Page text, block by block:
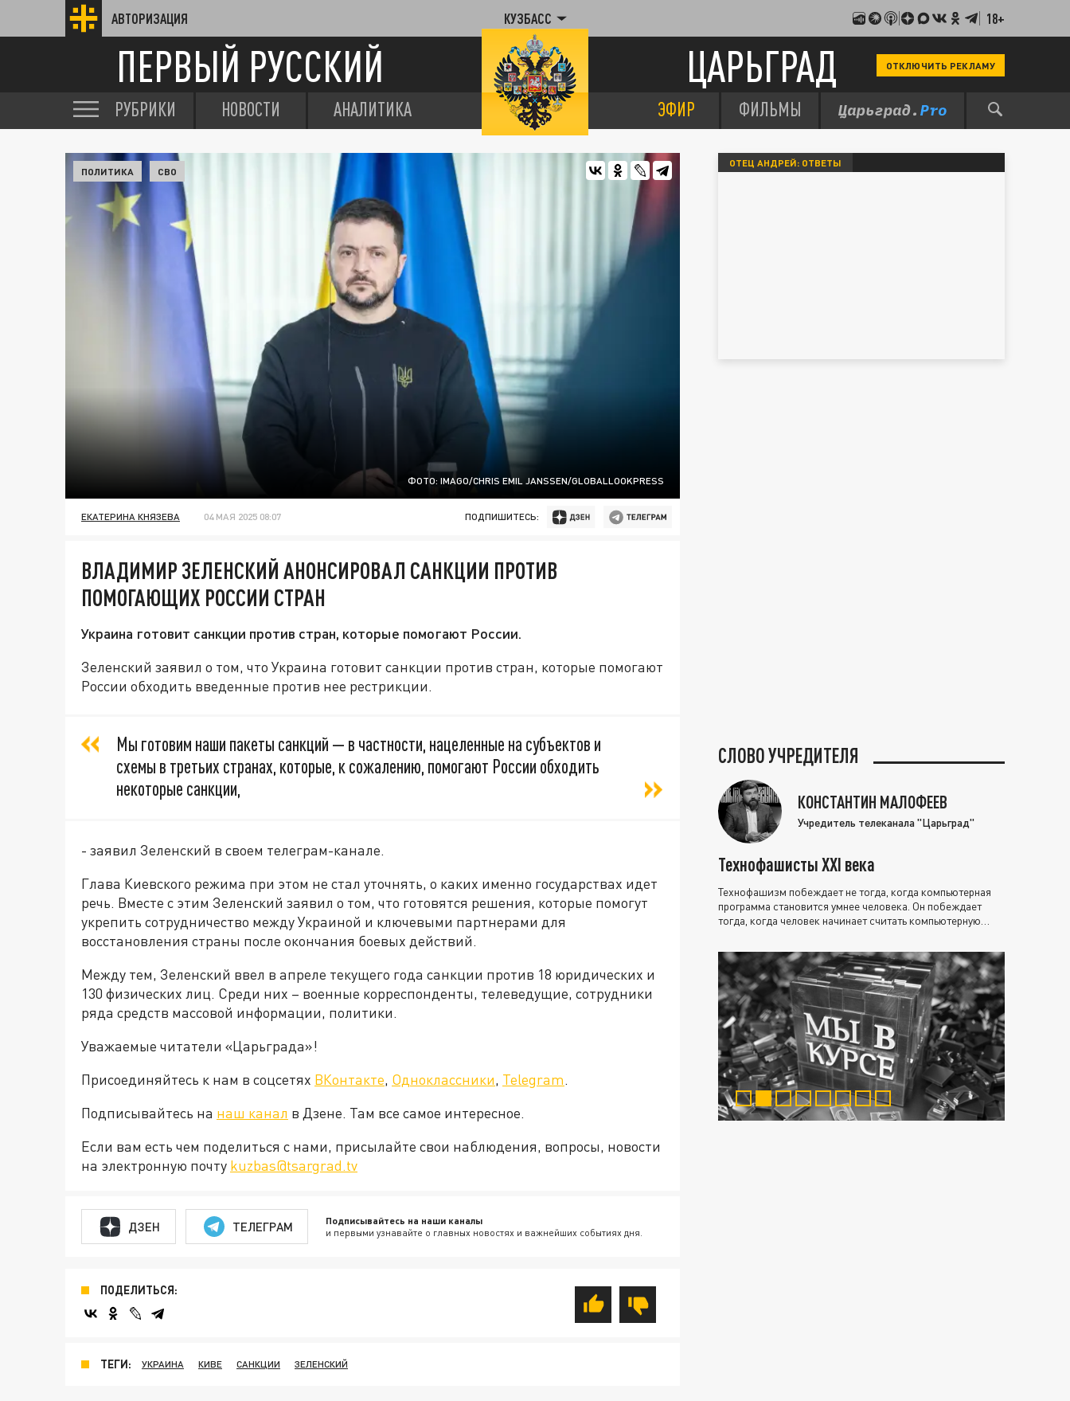
АВТОРИЗАЦИЯ КУЗБАСС 18+
ПЕРВЫЙ РУССКИЙ ЦАРЬГРАД ОТКЛЮЧИТЬ РЕКЛАМУ
РУБРИКИ НОВОСТИ АНАЛИТИКА ЭФИР ФИЛЬМЫ
ФОТО: IMAGO/CHRIS EMIL JANSSEN/GLOBALLOOKPRESS
ПОЛИТИКА СВО
ЕКАТЕРИНА КНЯЗЕВА 04 МАЯ 2025 08:07 ПОДПИШИТЕСЬ:
ВЛАДИМИР ЗЕЛЕНСКИЙ АНОНСИРОВАЛ САНКЦИИ ПРОТИВ
ПОМОГАЮЩИХ РОССИИ СТРАН
Украина готовит санкции против стран, которые помогают России.
Зеленский заявил о том, что Украина готовит санкции против стран, которые помогают
России обходить введенные против нее рестрикции.
Мы готовим наши пакеты санкций — в частности, нацеленные на субъектов и
схемы в третьих странах, которые, к сожалению, помогают России обходить
некоторые санкции,
- заявил Зеленский в своем телеграм-канале.
Глава Киевского режима при этом не стал уточнять, о каких именно государствах идет
речь. Вместе с этим Зеленский заявил о том, что готовятся решения, которые помогут
укрепить сотрудничество между Украиной и ключевыми партнерами для
восстановления страны после окончания боевых действий.
Между тем, Зеленский ввел в апреле текущего года санкции против 18 юридических и
130 физических лиц. Среди них – военные корреспонденты, телеведущие, сотрудники
ряда средств массовой информации, политики.
Уважаемые читатели «Царьграда»!
Присоединяйтесь к нам в соцсетях ВКонтакте, Одноклассники, Telegram.
Подписывайтесь на наш канал в Дзене. Там все самое интересное.
Если вам есть чем поделиться с нами, присылайте свои наблюдения, вопросы, новости
на электронную почту kuzbas@tsargrad.tv
ДЗЕН ТЕЛЕГРАМ Подписывайтесь на наши каналы
и первыми узнавайте о главных новостях и важнейших событиях дня.
ПОДЕЛИТЬСЯ:
ТЕГИ: УКРАИНА КИВЕ САНКЦИИ ЗЕЛЕНСКИЙ
ОТЕЦ АНДРЕЙ: ОТВЕТЫ
СЛОВО УЧРЕДИТЕЛЯ
КОНСТАНТИН МАЛОФЕЕВ
Учредитель телеканала "Царьград"
Технофашисты XXI века
Технофашизм побеждает не тогда, когда компьютерная
программа становится умнее человека. Он побеждает
тогда, когда человек начинает считать компьютерную